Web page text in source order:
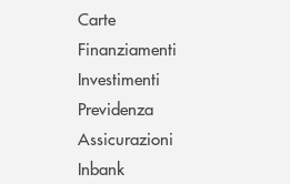
Carte
Finanziamenti
Investimenti
Previdenza
Assicurazioni
Inbank